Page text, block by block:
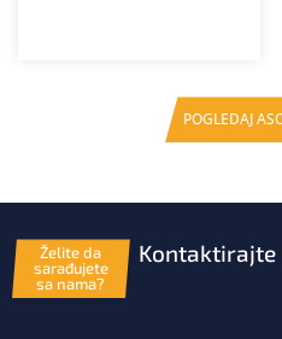
POGLEDAJ
Želite da
sarađujete
sa nama?
Kontaktirajte